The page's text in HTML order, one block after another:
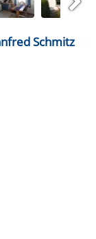
Schmitz